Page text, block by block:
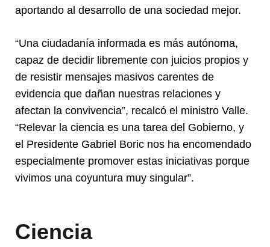
aportando al desarrollo de una sociedad mejor.
“Una ciudadanía informada es más autónoma,
capaz de decidir libremente con juicios propios y
de resistir mensajes masivos carentes de
evidencia que dañan nuestras relaciones y
afectan la convivencia”, recalcó el ministro Valle.
“Relevar la ciencia es una tarea del Gobierno, y
el Presidente Gabriel Boric nos ha encomendado
especialmente promover estas iniciativas porque
vivimos una coyuntura muy singular”.
Ciencia